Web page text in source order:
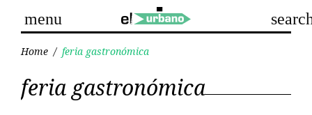
content
menu
Home / feria gastronómica
feria
gastronómica
feria gastronómica